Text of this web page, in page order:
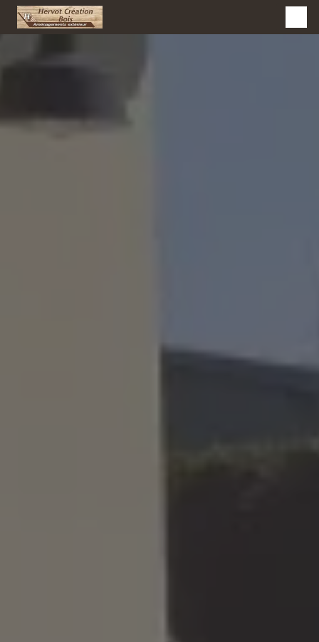
Panneau de gestion des cookies